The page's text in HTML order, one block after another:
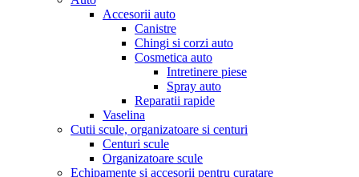
Accesorii auto
Canistre
Chingi si corzi auto
Cosmetica auto
Intretinere piese
Spray auto
Reparatii rapide
Vaselina
Cutii scule, organizatoare si centuri
Centuri scule
Organizatoare scule
Echipamente si accesorii pentru curatare